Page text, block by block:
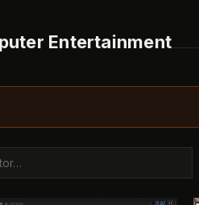
Entertainment